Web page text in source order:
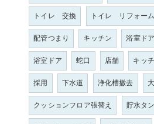
トイレ 交換
トイレ リフォーム
配管つまり
キッチン
浴室ド
浴室ドア
蛇口 店舗
キッ
採用
下水道 浄化槽撤去
クッションフロア張替え
貯水タ